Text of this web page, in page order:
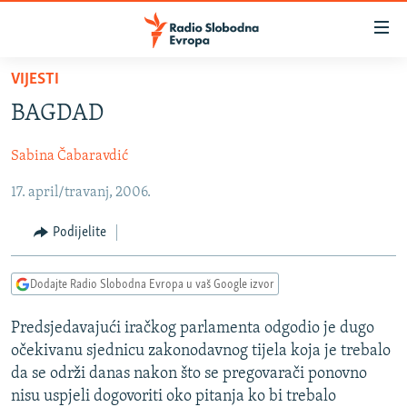
Pređite
glavni
Pređite
na
navigaciju
Pređite
na
pretragu
SRBIJA
KOSOVO
CRNA GORA
VIZUELNO
VIDEO
FOTOGALERIJE
INFOGRAFIKE
PODCASTI
RAT U UKRAJINI
KINA NA BALKANU
RSE PRIČE IZ SVIJETA
VIJESTI
BAGDAD
Sabina Čabaravdić
17. april/travanj, 2006.
Podijelite
Dodajte Radio Slobodna Evropa u vaš Google izvor
Predsjedavajući iračkog parlamenta odgodio je dugo
očekivanu sjednicu zakonodavnog tijela koja je trebalo
da se održi danas nakon što se pregovarači ponovno
nisu uspjeli dogovoriti oko pitanja ko bi trebalo